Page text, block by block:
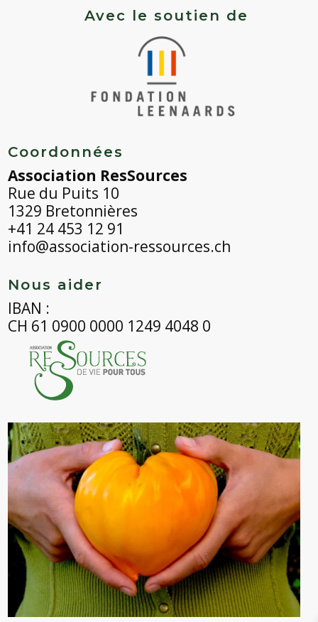
Avec le soutien de
Coordonnées
Association ResSources
Rue du Puits 10
1329 Bretonnières
+41 24 453 12 91
info@association-ressources.ch
Nous aider
IBAN :
CH 61 0900 0000 1249 4048 0